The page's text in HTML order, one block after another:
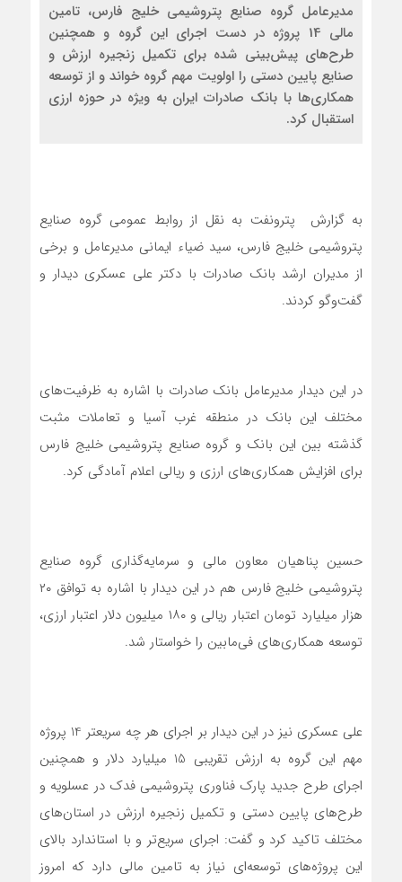
مدیرعامل گروه صنایع پتروشیمی خلیج فارس، تامین
مالی 14 پروژه در دست اجرای این گروه و همچنین
طرح‌های پیش‌بینی شده برای تکمیل زنجیره ارزش و
صنایع پایین دستی را اولویت مهم گروه خواند و از توسعه
همکاری‌ها با بانک صادرات ایران به ویژه در حوزه ارزی
استقبال کرد.
به گزارش پترونفت به نقل از روابط عمومی گروه صنایع
پتروشیمی خلیج فارس، سید ضیاء ایمانی مدیرعامل و برخی
از مدیران ارشد بانک صادرات با دکتر علی عسکری دیدار و
گفت‌وگو کردند.
در این دیدار مدیرعامل بانک صادرات با اشاره به ظرفیت‌های
مختلف این بانک در منطقه غرب آسیا و تعاملات مثبت
گذشته بین این بانک و گروه صنایع پتروشیمی خلیج فارس
برای افزایش همکاری‌های ارزی و ریالی اعلام آمادگی کرد.
حسین پناهیان معاون مالی و سرمایه‌گذاری گروه صنایع
پتروشیمی خلیج فارس هم در این دیدار با اشاره به توافق ۲۰
هزار میلیارد تومان اعتبار ریالی و ۱۸۰ میلیون دلار اعتبار ارزی،
توسعه همکاری‌های فی‌مابین را خواستار شد.
علی عسکری نیز در این دیدار بر اجرای هر چه سریعتر 14 پروژه
مهم این گروه به ارزش تقریبی 15 میلیارد دلار و همچنین
اجرای طرح‌ جدید پارک فناوری پتروشیمی فدک در عسلویه و
طرح‌های پایین دستی و تکمیل زنجیره ارزش در استان‌های
مختلف تاکید کرد و گفت: اجرای سریع‌تر و با استاندارد بالای
این پروژه‌های توسعه‌ای نیاز به تامین مالی دارد که امروز